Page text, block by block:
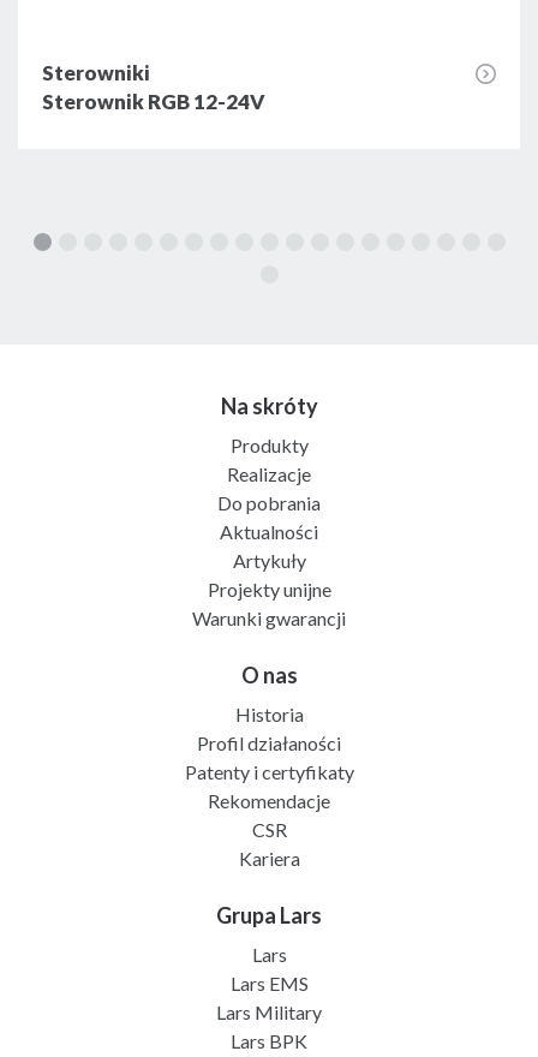
Sterowniki
Sterownik RGB 12-24V
Na skróty
Produkty
Realizacje
Do pobrania
Aktualności
Artykuły
Projekty unijne
Warunki gwarancji
O nas
Historia
Profil działaności
Patenty i certyfikaty
Rekomendacje
CSR
Kariera
Grupa Lars
Lars
Lars EMS
Lars Military
Lars BPK